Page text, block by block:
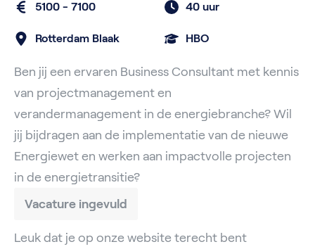
5100 - 7100 40 uur
Rotterdam Blaak HBO
Ben jij een ervaren Business Consultant met kennis
van projectmanagement en
verandermanagement in de energiebranche? Wil
jij bijdragen aan de implementatie van de nieuwe
Energiewet en werken aan impactvolle projecten
in de energietransitie?
Vacature ingevuld
Leuk dat je op onze website terecht bent